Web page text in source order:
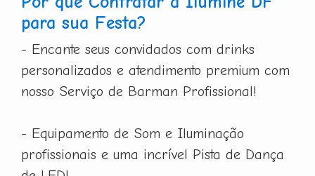
para sua Festa?
- Encante seus convidados com drinks
personalizados e atendimento premium com
nosso Serviço de Barman Profissional!
- Equipamento de Som e Iluminação
profissionais e uma incrível Pista de Dança